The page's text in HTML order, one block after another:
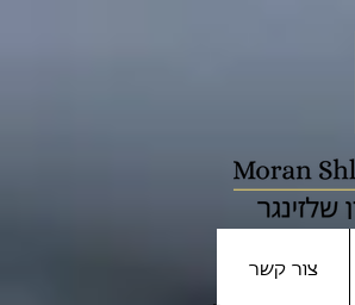
צור קשר